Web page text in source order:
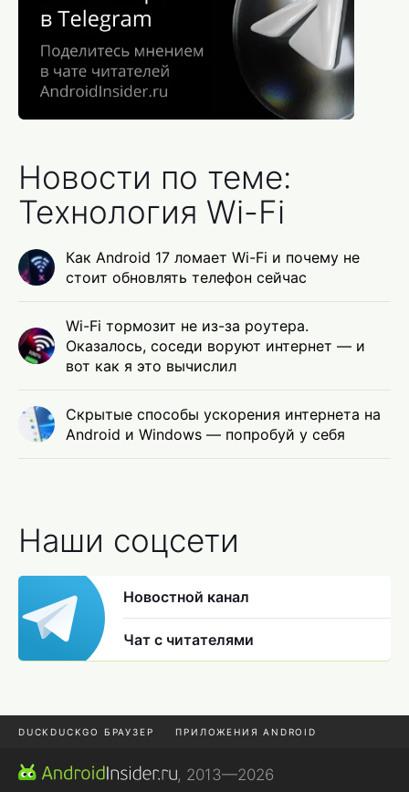
Новости по теме:
Технология Wi-Fi
Как Android 17 ломает Wi-Fi и почему не
стоит обновлять телефон сейчас
Wi-Fi тормозит не из-за роутера.
Оказалось, соседи воруют интернет — и
вот как я это вычислил
Скрытые способы ускорения интернета на
Android и Windows — попробуй у себя
Наши соцсети
Новостной канал
Чат с читателями
DUCKDUCKGO БРАУЗЕР ПРИЛОЖЕНИЯ ANDROID
CHROME БРАУЗЕР
, 2013—2026